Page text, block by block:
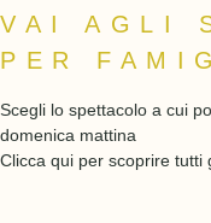
VAI AGLI
PER
Scegli lo spettacolo a cui
domenica mattina
Clicca qui per scoprire tutti